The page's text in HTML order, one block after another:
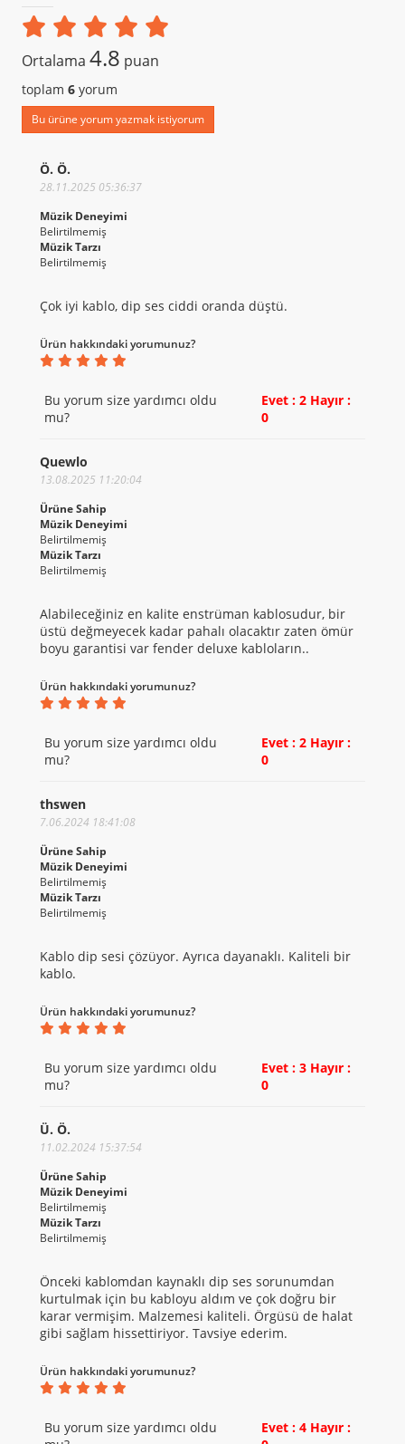
Ortalama 4.8 puan
toplam 6 yorum
Bu ürüne yorum yazmak istiyorum
Ö. Ö.
28.11.2025 05:36:37
Müzik Deneyimi
Belirtilmemiş
Müzik Tarzı
Belirtilmemiş
Çok iyi kablo, dip ses ciddi oranda düştü.
Ürün hakkındaki yorumunuz?
Bu yorum size yardımcı oldu
mu?
Evet : 2 Hayır :
0
Quewlo
13.08.2025 11:20:04
Ürüne Sahip
Müzik Deneyimi
Belirtilmemiş
Müzik Tarzı
Belirtilmemiş
Alabileceğiniz en kalite enstrüman kablosudur, bir
üstü değmeyecek kadar pahalı olacaktır zaten ömür
boyu garantisi var fender deluxe kabloların..
Ürün hakkındaki yorumunuz?
Bu yorum size yardımcı oldu
mu?
Evet : 2 Hayır :
0
thswen
7.06.2024 18:41:08
Ürüne Sahip
Müzik Deneyimi
Belirtilmemiş
Müzik Tarzı
Belirtilmemiş
Kablo dip sesi çözüyor. Ayrıca dayanaklı. Kaliteli bir
kablo.
Ürün hakkındaki yorumunuz?
Bu yorum size yardımcı oldu
mu?
Evet : 3 Hayır :
0
Ü. Ö.
11.02.2024 15:37:54
Ürüne Sahip
Müzik Deneyimi
Belirtilmemiş
Müzik Tarzı
Belirtilmemiş
Önceki kablomdan kaynaklı dip ses sorunumdan
kurtulmak için bu kabloyu aldım ve çok doğru bir
karar vermişim. Malzemesi kaliteli. Örgüsü de halat
gibi sağlam hissettiriyor. Tavsiye ederim.
Ürün hakkındaki yorumunuz?
Bu yorum size yardımcı oldu
Evet : 4 Hayır :